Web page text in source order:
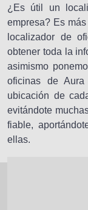
¿Es útil un
empresa? Es
localizador de
obtener toda la
asimismo
oficinas de
ubicación de
evitándote
fiable,
ellas.